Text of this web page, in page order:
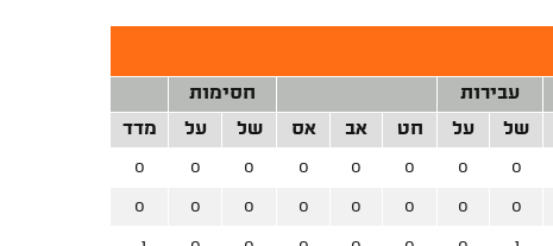
עבירות
חסימות
של על חט אב אס של על מדד
0
0
0
0
0
0
0
0
0
0
0
0
0
0
0
0